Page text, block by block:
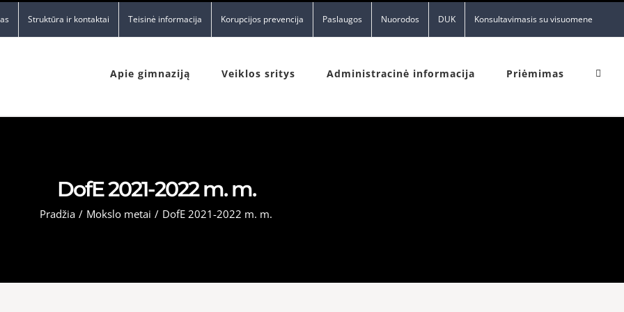
Struktūra ir kontaktai Teisinė informacija Korupcijos prevencija Paslaugos Nuorodos DUK Konsultavimasis su visuomene
Apie gimnaziją Veiklos sritys Administracinė informacija Priėmimas
DofE 2021-2022 m. m.
Pradžia / Mokslo metai / DofE 2021-2022 m. m.